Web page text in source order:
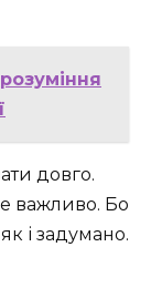
довго.
важливо. Бо
і задумано.